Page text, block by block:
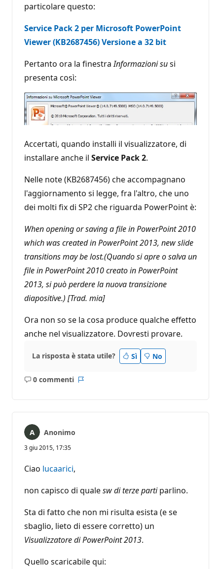
particolare questo:
Service Pack 2 per Microsoft PowerPoint
Viewer (KB2687456) Versione a 32 bit
Pertanto ora la finestraInformazioni susi
presenta così:
Accertati, quando installi il visualizzatore, di
installare anche il Service Pack 2.
Nelle note (KB2687456) che accompagnano
l'aggiornamento si legge, fra l'altro, che uno
dei molti fix di SP2 che riguarda PowerPoint è:
When opening or saving a file in PowerPoint 2010
which was created in PowerPoint 2013, new slide
transitions may be lost.(Quando si apre o salva un
file in PowerPoint 2010 creato in PowerPoint
2013, si può perdere la nuova transizione
diapositive.) [Trad. mia]
Ora non so se la cosa produce qualche effetto
anche nel visualizzatore. Dovresti provare.
La risposta è stata utile? Sì No
0 commenti
Nessun
Anonimo
3 giu 2015, 17:35
Ciao lucaarici,
non capisco di qualesw di terze partiparlino.
Sta di fatto che non mi risulta esista (e se
sbaglio, lieto di essere corretto) un
Visualizzatore di PowerPoint 2013.
Quello scaricabile qui: